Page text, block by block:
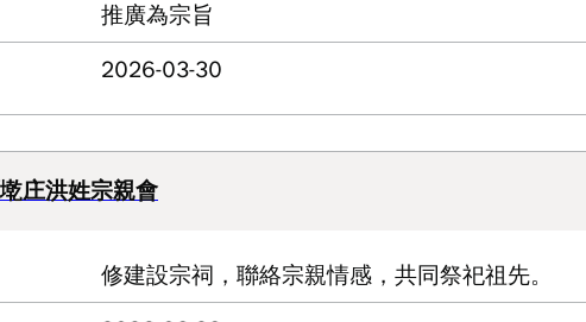
推廣為宗旨
2026-03-30
庄洪姓宗親會
修建設宗祠，聯絡宗親情感，共同祭祀祖先。